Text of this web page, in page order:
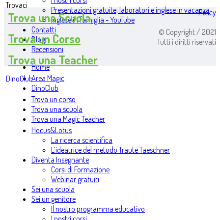
Presentazioni gratuite, laboratori e inglese in vacanza
Inglese in famiglia - YouTube
Contatti
Blog
Recensioni
Home
Area Magic
DinoClub
Trova un corso
Trova una scuola
Trova una Magic Teacher
Hocus&Lotus
La ricerca scientifica
L’ideatrice del metodo Traute Taeschner
Diventa Insegnante
Corsi di Formazione
Webinar gratuiti
Sei una scuola
Sei un genitore
Il nostro programma educativo
Trovaci
Trova una Scuola
Trova un Corso
Trova una Teacher
DinoClub
Policy
© Copyright / 2021
Tutti i diritti riservati